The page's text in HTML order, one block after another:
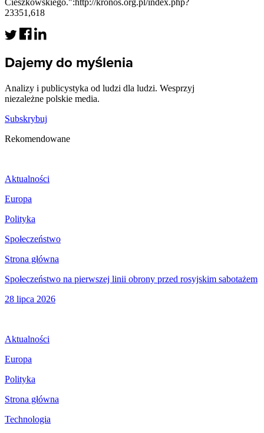
23351,618
Dajemy do myślenia
Analizy i publicystyka od ludzi dla ludzi. Wesprzyj
niezależne polskie media.
Subskrybuj
Rekomendowane
Aktualności
Europa
Polityka
Społeczeństwo
Strona główna
Społeczeństwo na pierwszej linii obrony przed rosyjskim sabotażem
28 lipca 2026
Aktualności
Europa
Polityka
Strona główna
Technologia